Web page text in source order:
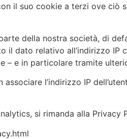
il suo cookie a terzi ove
della nostra società, di
il dato relativo all’indirizzo
e in particolare tramite
l’indirizzo IP
si rimanda alla Privacy